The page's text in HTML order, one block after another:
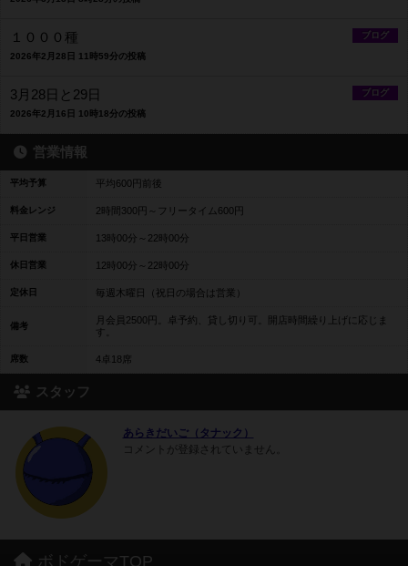
ブログ
１０００種
2026年2月28日 11時59分の投稿
ブログ
3月28日と29日
2026年2月16日 10時18分の投稿
営業情報
平均予算 平均600円前後
料金レンジ 2時間300円～フリータイム600円
平日営業 13時00分～22時00分
休日営業 12時00分～22時00分
定休日 毎週木曜日（祝日の場合は営業）
備考
月会員2500円。卓予約、貸し切り可。開店時間繰り上げに応じま
す。
席数 4卓18席
スタッフ
あらきだいご（タナック）
コメントが登録されていません。
ボドゲーマTOP